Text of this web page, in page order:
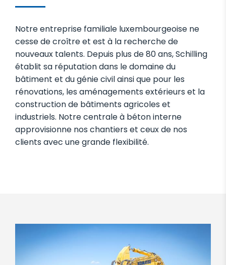
Notre entreprise familiale luxembourgeoise ne
cesse de croître et est à la recherche de
nouveaux talents. Depuis plus de 80 ans, Schilling
établit sa réputation dans le domaine du
bâtiment et du génie civil ainsi que pour les
rénovations, les aménagements extérieurs et la
construction de bâtiments agricoles et
industriels. Notre centrale à béton interne
approvisionne nos chantiers et ceux de nos
clients avec une grande flexibilité.